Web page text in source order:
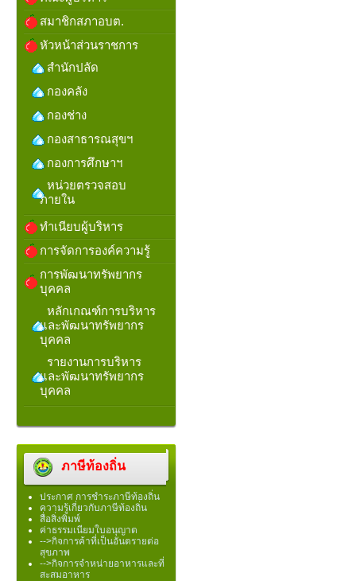
สมาชิกสภาอบต.
หัวหน้าส่วนราชการ
สำนักปลัด
กองคลัง
กองช่าง
กองสาธารณสุขฯ
กองการศึกษาฯ
หน่วยตรวจสอบ
ภายใน
ทำเนียบผู้บริหาร
การจัดการองค์ความรู้
การพัฒนาทรัพยากร
บุคคล
หลักเกณฑ์การบริหาร
และพัฒนาทรัพยากร
บุคคล
รายงานการบริหาร
และพัฒนาทรัพยากร
บุคคล
ภาษีท้องถิ่น
ประกาศ การชำระภาษีท้องถิ่น
ความรู้เกี่ยวกับภาษีท้องถิ่น
สื่อสิ่งพิมพ์
ค่าธรรมเนียมใบอนุญาต
-->กิจการค้าที่เป็นอันตรายต่อ
สุขภาพ
-->กิจการจำหน่ายอาหารและที่
สะสมอาหาร